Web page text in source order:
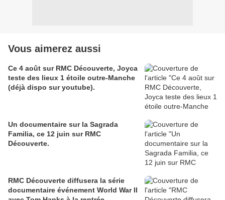
Vous aimerez aussi
Ce 4 août sur RMC Découverte, Joyca
teste des lieux 1 étoile outre-Manche
(déjà dispo sur youtube).
Un documentaire sur la Sagrada
Familia, ce 12 juin sur RMC
Découverte.
RMC Découverte diffusera la série
documentaire événement World War II